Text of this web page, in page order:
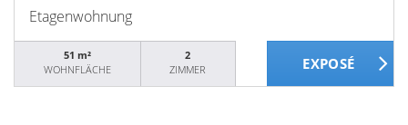
Etagenwohnung
51 m²
WOHNFLÄCHE
2
ZIMMER